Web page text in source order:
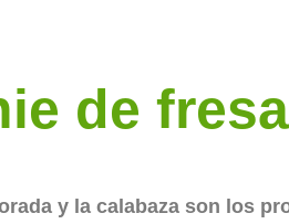
de
y la calabaza son los